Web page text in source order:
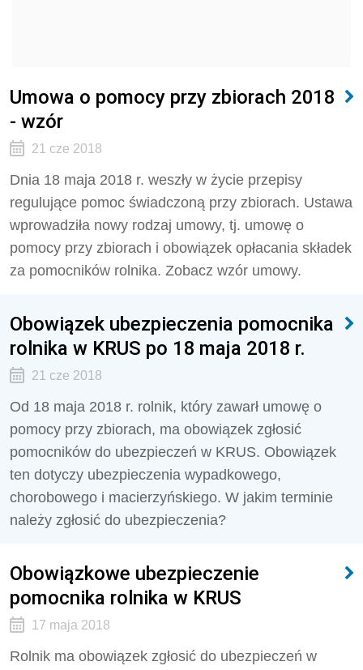
Umowa o pomocy przy zbiorach 2018
- wzór
21 cze 2018
Dnia 18 maja 2018 r. weszły w życie przepisy
regulujące pomoc świadczoną przy zbiorach. Ustawa
wprowadziła nowy rodzaj umowy, tj. umowę o
pomocy przy zbiorach i obowiązek opłacania składek
za pomocników rolnika. Zobacz wzór umowy.
Obowiązek ubezpieczenia pomocnika
rolnika w KRUS po 18 maja 2018 r.
21 cze 2018
Od 18 maja 2018 r. rolnik, który zawarł umowę o
pomocy przy zbiorach, ma obowiązek zgłosić
pomocników do ubezpieczeń w KRUS. Obowiązek
ten dotyczy ubezpieczenia wypadkowego,
chorobowego i macierzyńskiego. W jakim terminie
należy zgłosić do ubezpieczenia?
Obowiązkowe ubezpieczenie
pomocnika rolnika w KRUS
17 maja 2018
Rolnik ma obowiązek zgłosić do ubezpieczeń w